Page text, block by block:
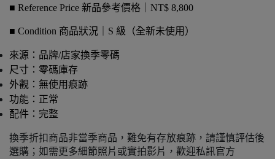
■ Reference Price 新品參考價格｜NT$ 8,800
■ Condition 商品狀況｜S 級（全新未使用）
來源：品牌/店家換季零碼
尺寸：零碼庫存
外觀：無使用痕跡
功能：正常
配件：完整
換季折扣商品非當季商品，難免有存放痕跡，請謹慎評估後
選購；如需更多細節照片或實拍影片，歡迎私訊官方